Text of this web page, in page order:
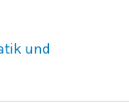
und